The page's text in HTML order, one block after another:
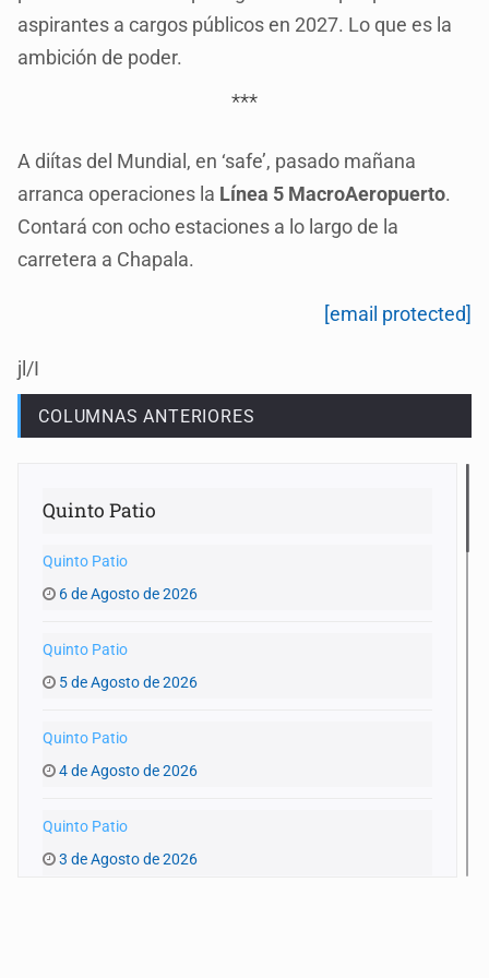
aspirantes a cargos públicos en 2027. Lo que es la
ambición de poder.
***
A diítas del Mundial, en ‘safe’, pasado mañana
arranca operaciones la Línea 5 MacroAeropuerto.
Contará con ocho estaciones a lo largo de la
carretera a Chapala.
[email protected]
jl/I
COLUMNAS ANTERIORES
Quinto Patio
Quinto Patio
6 de Agosto de 2026
Quinto Patio
5 de Agosto de 2026
Quinto Patio
4 de Agosto de 2026
Quinto Patio
3 de Agosto de 2026